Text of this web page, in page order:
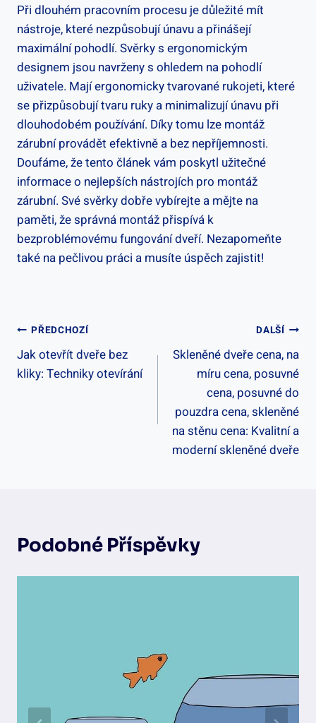
Při dlouhém pracovním procesu je důležité mít
nástroje, které nezpůsobují únavu a přinášejí
maximální pohodlí. Svěrky s ergonomickým
designem jsou navrženy s ohledem na pohodlí
uživatele. Mají ergonomicky tvarované rukojeti, které
se přizpůsobují tvaru ruky a minimalizují únavu při
dlouhodobém používání. Díky tomu lze montáž
zárubní provádět efektivně a bez nepříjemnosti.
Doufáme, že tento článek vám poskytl užitečné
informace o nejlepších nástrojích pro montáž
zárubní. Své svěrky dobře vybírejte a mějte na
paměti, že správná montáž přispívá k
bezproblémovému fungování dveří. Nezapomeňte
také na pečlivou práci a musíte úspěch zajistit!
Navigace
Pro
Příspěvek
PŘEDCHOZÍ
Jak otevřít dveře bez
kliky: Techniky otevírání
DALŠÍ
Skleněné dveře cena, na
míru cena, posuvné
cena, posuvné do
pouzdra cena, skleněné
na stěnu cena: Kvalitní a
moderní skleněné dveře
Podobné Příspěvky